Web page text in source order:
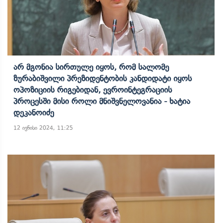
Არ Მგონია Სირთულე Იყოს, Რომ Სალომე
Ზურაბიშვილი Პრეზიდენტობის Კანდიდატი Იყოს
Ოპოზიციის Რიგებიდან, Ევროინტეგრაციის
Პროცესში Მისი Როლი Მნიშვნელოვანია - Ხატია
Დეკანოიძე
12 ივნისი 2024, 11:25